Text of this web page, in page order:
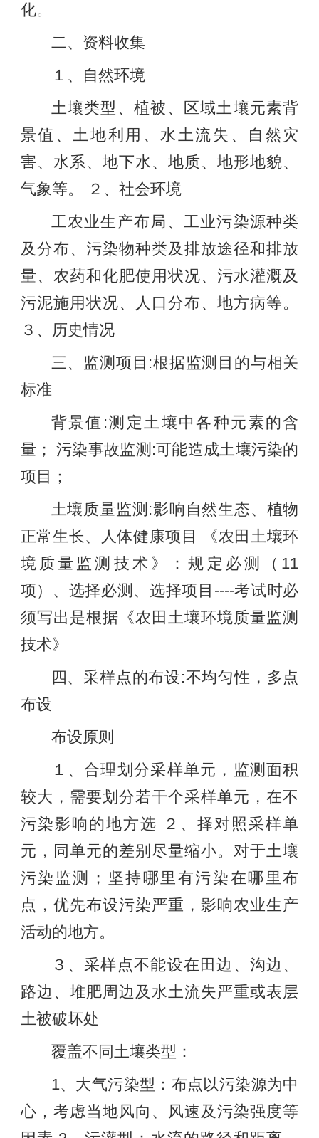
化。
二、资料收集
１、自然环境
土壤类型、植被、区域土壤元素背
景值、土地利用、水土流失、自然灾
害、水系、地下水、地质、地形地貌、
气象等。 ２、社会环境
工农业生产布局、工业污染源种类
及分布、污染物种类及排放途径和排放
量、农药和化肥使用状况、污水灌溉及
污泥施用状况、人口分布、地方病等。
３、历史情况
三、监测项目:根据监测目的与相关
标准
背景值:测定土壤中各种元素的含
量； 污染事故监测:可能造成土壤污染的
项目；
土壤质量监测:影响自然生态、植物
正常生长、人体健康项目 《农田土壤环
境质量监测技术》：规定必测（11
项）、选择必测、选择项目----考试时必
须写出是根据《农田土壤环境质量监测
技术》
四、采样点的布设:不均匀性，多点
布设
布设原则
１、合理划分采样单元，监测面积
较大，需要划分若干个采样单元，在不
污染影响的地方选 ２、择对照采样单
元，同单元的差别尽量缩小。对于土壤
污染监测；坚持哪里有污染在哪里布
点，优先布设污染严重，影响农业生产
活动的地方。
３、采样点不能设在田边、沟边、
路边、堆肥周边及水土流失严重或表层
土被破坏处
覆盖不同土壤类型：
1、大气污染型：布点以污染源为中
心，考虑当地风向、风速及污染强度等